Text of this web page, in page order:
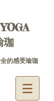
YOGA
珈
的感受瑜珈